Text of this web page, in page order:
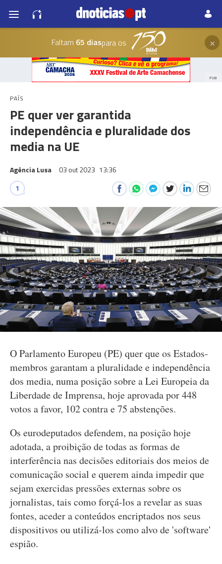
Faltam 65 diaspara os ×
PUB
PAÍS
PE quer ver garantida
independência e pluralidade dos
media na UE
Agência Lusa 03 out 2023 13:36
1
O Parlamento Europeu (PE) quer que os Estados-
membros garantam a pluralidade e independência
dos media, numa posição sobre a Lei Europeia da
Liberdade de Imprensa, hoje aprovada por 448
votos a favor, 102 contra e 75 abstenções.
Os eurodeputados defendem, na posição hoje
adotada, a proibição de todas as formas de
interferência nas decisões editoriais dos meios de
comunicação social e querem ainda impedir que
sejam exercidas pressões externas sobre os
jornalistas, tais como forçá-los a revelar as suas
fontes, aceder a conteúdos encriptados nos seus
dispositivos ou utilizá-los como alvo de 'software'
espião.